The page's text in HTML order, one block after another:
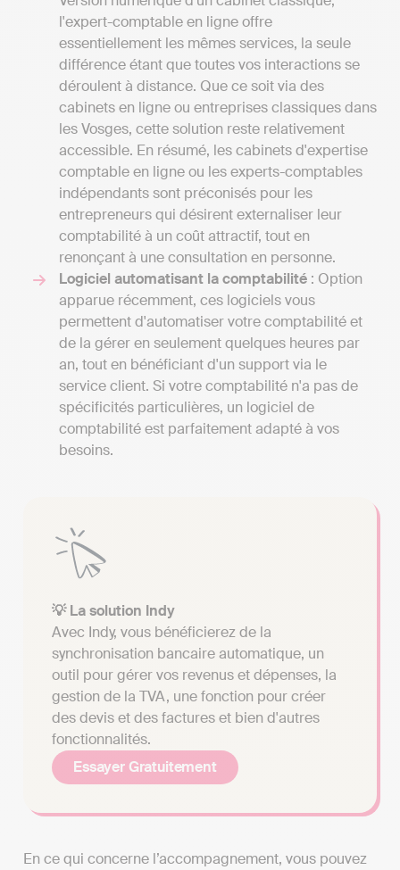
l'expert-comptable en ligne offre
essentiellement les mêmes services, la seule
différence étant que toutes vos interactions se
déroulent à distance. Que ce soit via des
cabinets en ligne ou entreprises classiques dans
les Vosges, cette solution reste relativement
accessible. En résumé, les cabinets d'expertise
comptable en ligne ou les experts-comptables
indépendants sont préconisés pour les
entrepreneurs qui désirent externaliser leur
comptabilité à un coût attractif, tout en
renonçant à une consultation en personne.
Logiciel automatisant la comptabilité : Option
apparue récemment, ces logiciels vous
permettent d'automatiser votre comptabilité et
de la gérer en seulement quelques heures par
an, tout en bénéficiant d'un support via le
service client. Si votre comptabilité n'a pas de
spécificités particulières, un logiciel de
comptabilité est parfaitement adapté à vos
besoins.
💡 La solution Indy
Avec Indy, vous bénéficierez de la
synchronisation bancaire automatique, un
outil pour gérer vos revenus et dépenses, la
gestion de la TVA, une fonction pour créer
des devis et des factures et bien d'autres
fonctionnalités.
Essayer Gratuitement
En ce qui concerne l’accompagnement, vous pouvez